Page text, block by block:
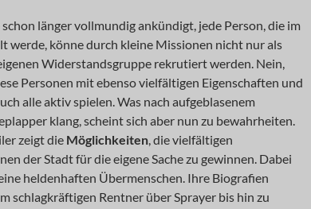
länger vollmundig ankündigt, jede Person, die im
werde, könne durch kleine Missionen nicht nur als
Widerstandsgruppe rekrutiert werden. Nein,
Personen mit ebenso vielfältigen Eigenschaften und
alle aktiv spielen. Was nach aufgeblasenem
klang, scheint sich aber nun zu bewahrheiten.
zeigt die Möglichkeiten, die vielfältigen
der Stadt für die eigene Sache zu gewinnen. Dabei
heldenhaften Übermenschen. Ihre Biografien
schlagkräftigen Rentner über Sprayer bis hin zu